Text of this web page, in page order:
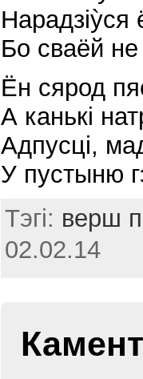
Нарадзiỳся
Бо сваёй
Ён сярод
А канькi
Адпусцi,
У пустыню
Тэгі: верш
02.02.14